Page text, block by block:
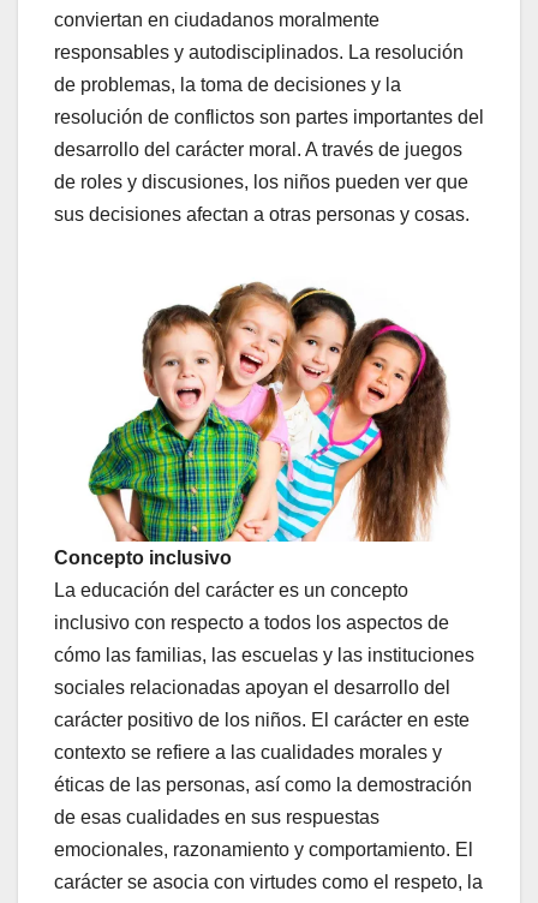
conviertan en ciudadanos moralmente
responsables y autodisciplinados. La resolución
de problemas, la toma de decisiones y la
resolución de conflictos son partes importantes del
desarrollo del carácter moral. A través de juegos
de roles y discusiones, los niños pueden ver que
sus decisiones afectan a otras personas y cosas.
Concepto inclusivo
La educación del carácter es un concepto
inclusivo con respecto a todos los aspectos de
cómo las familias, las escuelas y las instituciones
sociales relacionadas apoyan el desarrollo del
carácter positivo de los niños. El carácter en este
contexto se refiere a las cualidades morales y
éticas de las personas, así como la demostración
de esas cualidades en sus respuestas
emocionales, razonamiento y comportamiento. El
carácter se asocia con virtudes como el respeto, la